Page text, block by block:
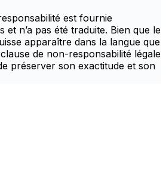
est fournie
et n’a pas été traduite. Bien que le
apparaître dans la langue que
de non-responsabilité légale
préserver son exactitude et son